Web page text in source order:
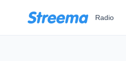
Radio